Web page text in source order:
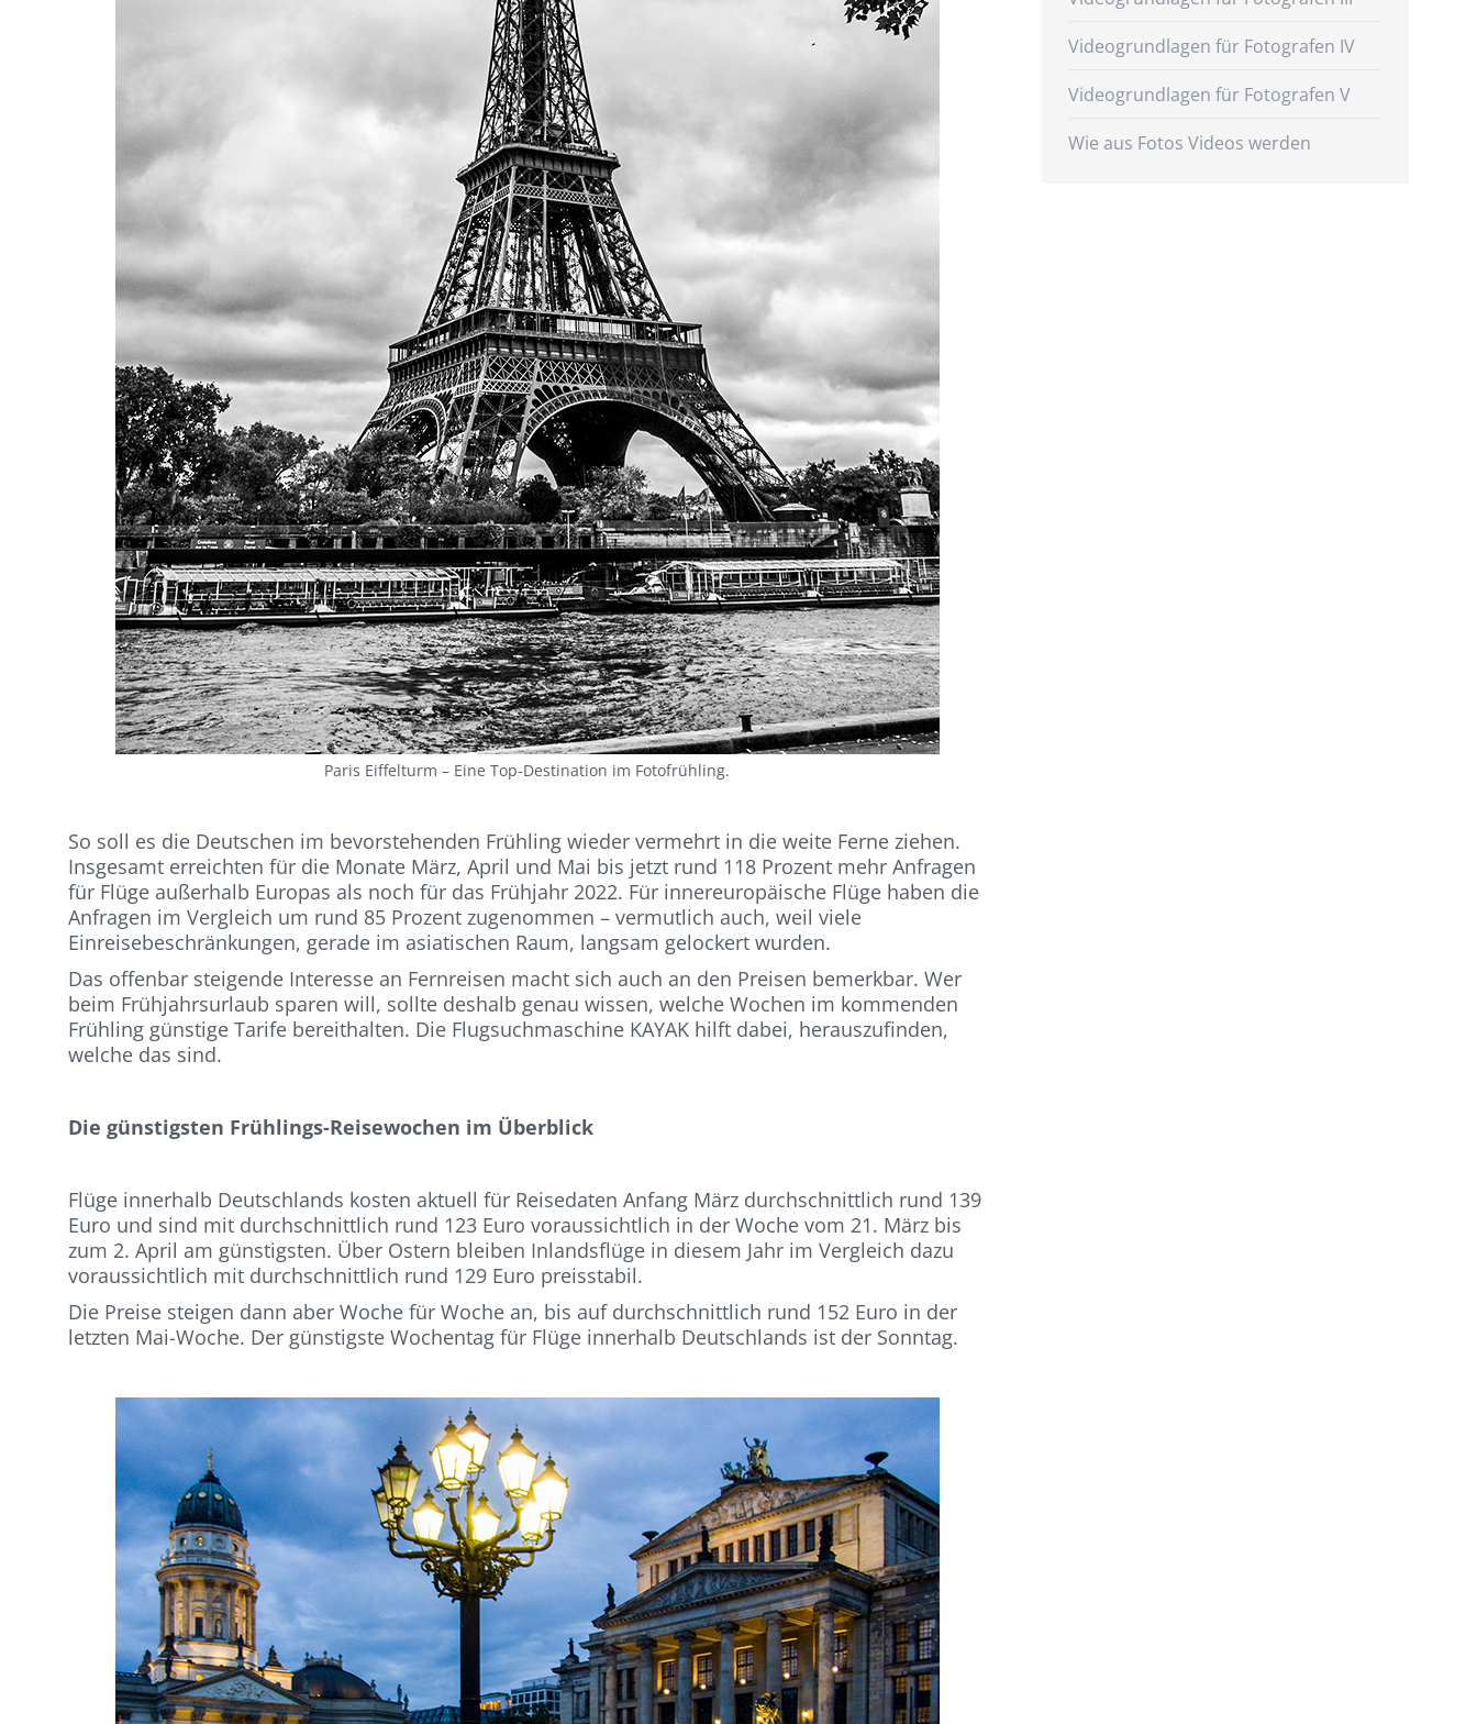
Paris Eiffelturm – Eine Top-Destination im Fotofrühling.
So soll es die Deutschen im bevorstehenden Frühling wieder vermehrt in die weite Ferne ziehen.
Insgesamt erreichten für die Monate März, April und Mai bis jetzt rund 118 Prozent mehr Anfragen
für Flüge außerhalb Europas als noch für das Frühjahr 2022. Für innereuropäische Flüge haben die
Anfragen im Vergleich um rund 85 Prozent zugenommen – vermutlich auch, weil viele
Einreisebeschränkungen, gerade im asiatischen Raum, langsam gelockert wurden.
Das offenbar steigende Interesse an Fernreisen macht sich auch an den Preisen bemerkbar. Wer
beim Frühjahrsurlaub sparen will, sollte deshalb genau wissen, welche Wochen im kommenden
Frühling günstige Tarife bereithalten. Die Flugsuchmaschine KAYAK hilft dabei, herauszufinden,
welche das sind.
Die günstigsten Frühlings-Reisewochen im Überblick
Flüge innerhalb Deutschlands kosten aktuell für Reisedaten Anfang März durchschnittlich rund 139
Euro und sind mit durchschnittlich rund 123 Euro voraussichtlich in der Woche vom 21. März bis
zum 2. April am günstigsten. Über Ostern bleiben Inlandsflüge in diesem Jahr im Vergleich dazu
voraussichtlich mit durchschnittlich rund 129 Euro preisstabil.
Die Preise steigen dann aber Woche für Woche an, bis auf durchschnittlich rund 152 Euro in der
letzten Mai-Woche. Der günstigste Wochentag für Flüge innerhalb Deutschlands ist der Sonntag.
Videogrundlagen für Fotografen IV
Videogrundlagen für Fotografen V
Wie aus Fotos Videos werden